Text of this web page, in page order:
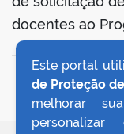
docentes ao
Este portal
de Proteção
melhorar